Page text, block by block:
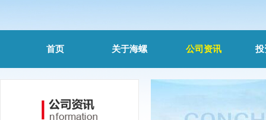
首页 关于海螺 公司资讯 投